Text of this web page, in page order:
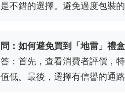
是不錯的選擇。避免過度包裝
問：如何避免買到「地雷」禮
答：首先，查看消費者評價，
值低。最後，選擇有信譽的通